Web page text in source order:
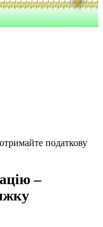
податкову
–